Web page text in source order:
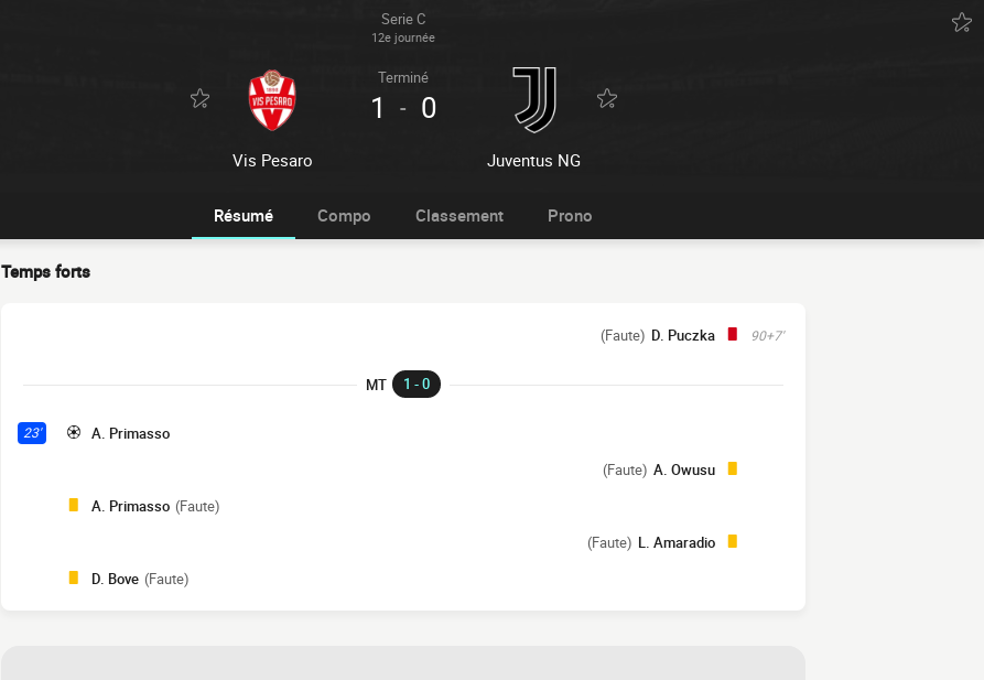
Serie C
12e journée
Vis Pesaro
Terminé
1 - 0
Juventus NG
Résumé Compo Classement Prono
Temps forts
90+7'
D. Puczka
(Faute)
MT 1 - 0
23'
A. Primasso
A. Owusu
(Faute)
A. Primasso (Faute)
L. Amaradio
(Faute)
D. Bove (Faute)